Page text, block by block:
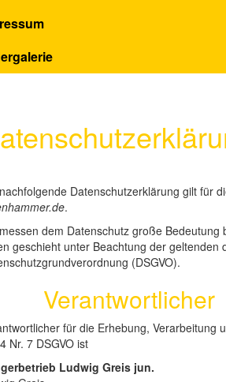
Datenschutzerklärung gilt für
.
dem Datenschutz große
geschieht unter Beachtung der
(DSGVO).
für die Erhebung, Verarbeitung
Nr. 7 DSGVO ist
Ludwig Greis jun.